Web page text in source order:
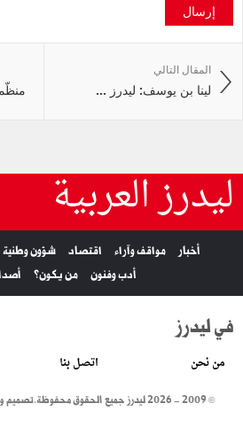
إرسال
المقال التالي
لينا بن يوسف: ليدرز ...
ليدرز العربية
أخبار مواقف وآراء اقتصاد شؤون وطنية
أدب وفنون
من يكون؟
في ليدرز
من نحن اتصل بنا
© 2009 - 2026 ليدرز جميع الحقوق محفوظة. تصميم